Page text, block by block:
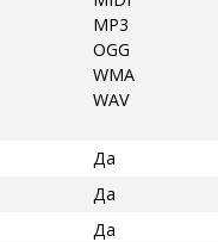
MP3
OGG
WMA
WAV
Да
Да
Да